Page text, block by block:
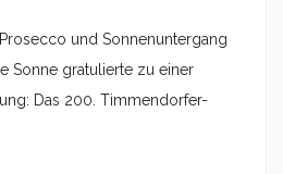
Prosecco und Sonnenuntergang
Sonne gratulierte zu einer
Das 200. Timmendorfer-